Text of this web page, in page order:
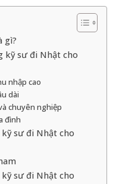
gì?
kỹ sư đi Nhật cho
nhập cao
dài
chuyên nghiệp
đình
sư đi Nhật cho
sư đi Nhật cho